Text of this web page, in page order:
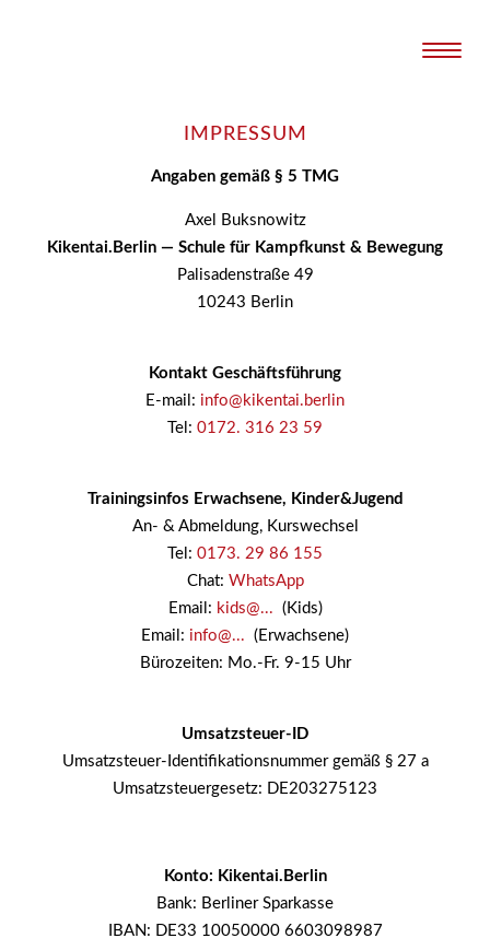
IMPRESSUM
Angaben gemäß § 5 TMG
Axel Buksnowitz
Kikentai.Berlin — Schule für Kampfkunst & Bewegung
Palisadenstraße 49
10243 Berlin
Kontakt Geschäftsführung
E-mail: info@kikentai.berlin
Tel: 0172. 316 23 59
Trainingsinfos Erwachsene, Kinder&Jugend
An- & Abmeldung, Kurswechsel
Tel: 0173. 29 86 155
Chat: WhatsApp
Email: kids@... (Kids)
Email: info@... (Erwachsene)
Bürozeiten: Mo.-Fr. 9-15 Uhr
Umsatzsteuer-ID
Umsatzsteuer-Identifikationsnummer gemäß § 27 a
Umsatzsteuergesetz: DE203275123
Konto: Kikentai.Berlin
Bank: Berliner Sparkasse
IBAN: DE33 10050000 6603098987